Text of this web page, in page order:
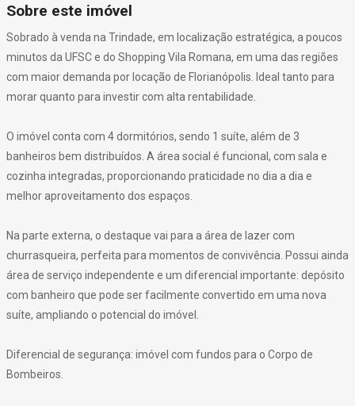
Sobre este imóvel
Sobrado à venda na Trindade, em localização estratégica, a poucos
minutos da UFSC e do Shopping Vila Romana, em uma das regiões
com maior demanda por locação de Florianópolis. Ideal tanto para
morar quanto para investir com alta rentabilidade.
O imóvel conta com 4 dormitórios, sendo 1 suíte, além de 3
banheiros bem distribuídos. A área social é funcional, com sala e
cozinha integradas, proporcionando praticidade no dia a dia e
melhor aproveitamento dos espaços.
Na parte externa, o destaque vai para a área de lazer com
churrasqueira, perfeita para momentos de convivência. Possui ainda
área de serviço independente e um diferencial importante: depósito
com banheiro que pode ser facilmente convertido em uma nova
suíte, ampliando o potencial do imóvel.
Diferencial de segurança: imóvel com fundos para o Corpo de
Bombeiros.